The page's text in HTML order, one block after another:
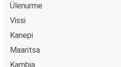
Ülenurme
Vissi
Kanepi
Maaritsa
Kambja